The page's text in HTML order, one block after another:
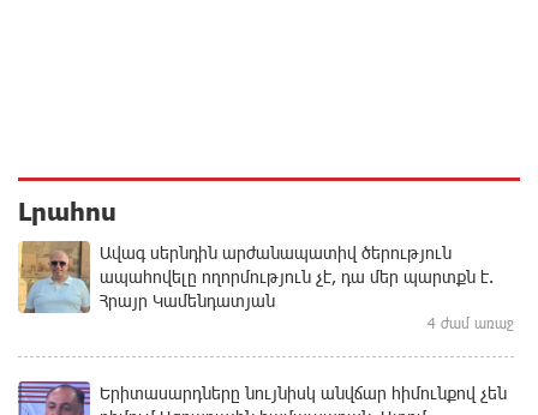
Լրահոս
Ավագ սերնդին արժանապատիվ ծերություն
ապահովելը ողորմություն չէ, դա մեր պարտքն է.
Հրայր Կամենդատյան
4 ժամ առաջ
Երիտասարդները նույնիսկ անվճար հիմունքով չեն